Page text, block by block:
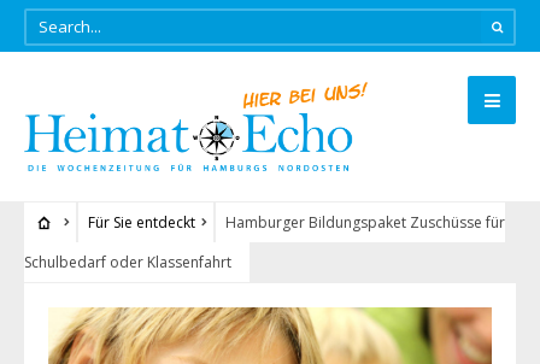
Für Sie entdeckt
Hamburger Bildungspaket Zuschüsse für
Schulbedarf oder Klassenfahrt